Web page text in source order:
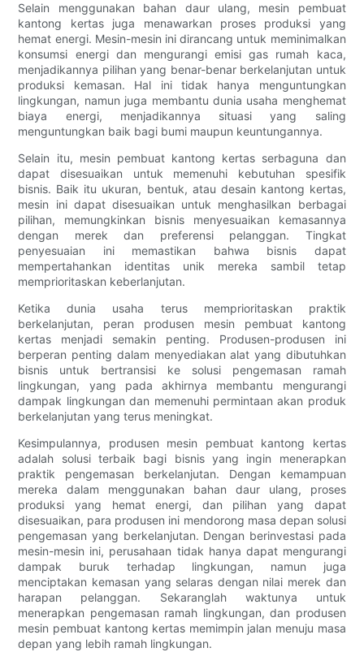
Selain menggunakan bahan daur ulang, mesin pembuat
kantong kertas juga menawarkan proses produksi yang
hemat energi. Mesin-mesin ini dirancang untuk meminimalkan
konsumsi energi dan mengurangi emisi gas rumah kaca,
menjadikannya pilihan yang benar-benar berkelanjutan untuk
produksi kemasan. Hal ini tidak hanya menguntungkan
lingkungan, namun juga membantu dunia usaha menghemat
biaya energi, menjadikannya situasi yang saling
menguntungkan baik bagi bumi maupun keuntungannya.
Selain itu, mesin pembuat kantong kertas serbaguna dan
dapat disesuaikan untuk memenuhi kebutuhan spesifik
bisnis. Baik itu ukuran, bentuk, atau desain kantong kertas,
mesin ini dapat disesuaikan untuk menghasilkan berbagai
pilihan, memungkinkan bisnis menyesuaikan kemasannya
dengan merek dan preferensi pelanggan. Tingkat
penyesuaian ini memastikan bahwa bisnis dapat
mempertahankan identitas unik mereka sambil tetap
memprioritaskan keberlanjutan.
Ketika dunia usaha terus memprioritaskan praktik
berkelanjutan, peran produsen mesin pembuat kantong
kertas menjadi semakin penting. Produsen-produsen ini
berperan penting dalam menyediakan alat yang dibutuhkan
bisnis untuk bertransisi ke solusi pengemasan ramah
lingkungan, yang pada akhirnya membantu mengurangi
dampak lingkungan dan memenuhi permintaan akan produk
berkelanjutan yang terus meningkat.
Kesimpulannya, produsen mesin pembuat kantong kertas
adalah solusi terbaik bagi bisnis yang ingin menerapkan
praktik pengemasan berkelanjutan. Dengan kemampuan
mereka dalam menggunakan bahan daur ulang, proses
produksi yang hemat energi, dan pilihan yang dapat
disesuaikan, para produsen ini mendorong masa depan solusi
pengemasan yang berkelanjutan. Dengan berinvestasi pada
mesin-mesin ini, perusahaan tidak hanya dapat mengurangi
dampak buruk terhadap lingkungan, namun juga
menciptakan kemasan yang selaras dengan nilai merek dan
harapan pelanggan. Sekaranglah waktunya untuk
menerapkan pengemasan ramah lingkungan, dan produsen
mesin pembuat kantong kertas memimpin jalan menuju masa
depan yang lebih ramah lingkungan.